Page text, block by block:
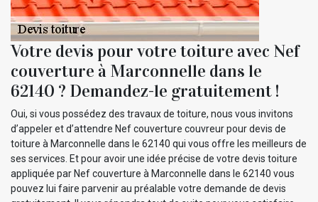
Votre devis pour votre toiture avec Nef
couverture à Marconnelle dans le
62140 ? Demandez-le gratuitement !
Oui, si vous possédez des travaux de toiture, nous vous invitons
d’appeler et d’attendre Nef couverture couvreur pour devis de
toiture à Marconnelle dans le 62140 qui vous offre les meilleurs de
ses services. Et pour avoir une idée précise de votre devis toiture
appliquée par Nef couverture à Marconnelle dans le 62140 vous
pouvez lui faire parvenir au préalable votre demande de devis